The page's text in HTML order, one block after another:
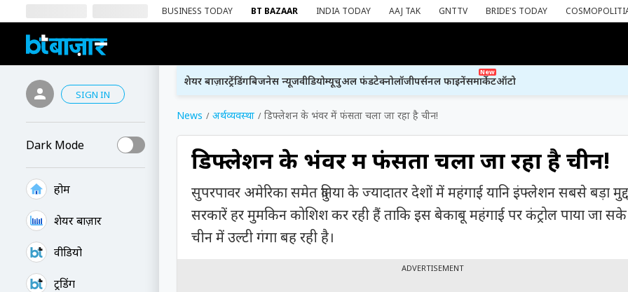
BUSINESS TODAY BT BAZAAR INDIA TODAY AAJ TAK GNTTV BRIDE'S TODAY
SIGN IN
Dark Mode
होम
शेयर बाज़ार
वीडियो
ट्रेंडिंग
शेयर बाज़ारट्रेंडिंगबिजनेस न्यूजवीडियोम्यूचुअल फंडटेक्नोलॉजीपर्सनल फाइनेंस
New
मार्केटऑटो
News अर्थव्यवस्था डिफ्लेशन के भंवर में फंसता चला जा रहा है चीन!
डिफ्लेशन के भंवर में फंसता चला जा रहा है चीन!
सुपरपावर अमेरिका समेत दुनिया के ज्यादातर देशों में महंगाई यानि इंफ्लेशन सबसे बड़ा
सरकारें हर मुमकिन कोशिश कर रही हैं ताकि इस बेकाबू महंगाई पर कंट्रोल पाया जा
चीन में उल्टी गंगा बह रही है।
ADVERTISEMENT